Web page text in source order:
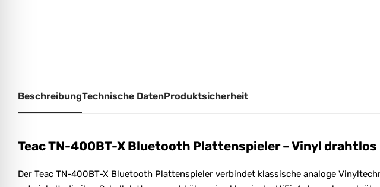
BeschreibungTechnische DatenProduktsicherheit
Teac TN-400BT-X Bluetooth Plattenspieler – Vinyl
Der Teac TN-400BT-X Bluetooth Plattenspieler verbindet klassische analoge